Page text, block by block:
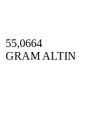
55,0664
GRAM ALTIN